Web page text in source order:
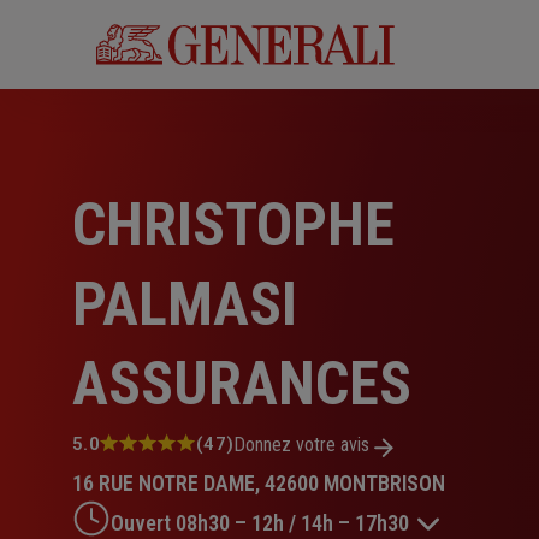
CHRISTOPHE
PALMASI
ASSURANCES
Note
5.0
sur
5.0 (47)Donnez votre avis
16 RUE NOTRE DAME, 42600 MONTBRISON
Ouvert 08h30 – 12h / 14h – 17h30